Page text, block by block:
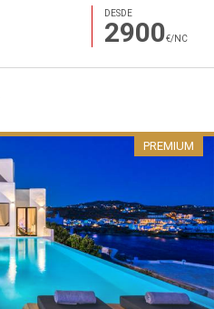
DESDE
2900€/NC
PREMIUM